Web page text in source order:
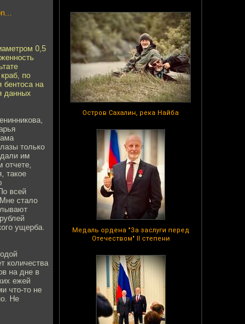
Остров Сахалин, река Найба
Медаль ордена "За заслуги перед
Отечеством" II степени
0,5
по
бентоса на
данных
только
им
отчете,
такое
всей
стало
ущерба.
количества
на дне в
ежей
что-то не
Не